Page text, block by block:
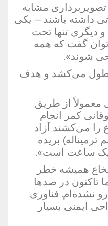
تصویربرداری مشابه
داشته باشند — یکی
دیگری تنها تحت
گفت که همه
شوند».
می‌کشد و هدف
معمولاً از طریق
کمر انجام
را می‌کشند آزاد
بریده
ساعت است».
همیشه خطر
تاکنون در صدها
نشده‌ام. فناوری
ایمنی بسیار